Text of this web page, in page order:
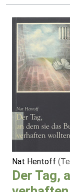
Nat Hentoff
Der Tag,